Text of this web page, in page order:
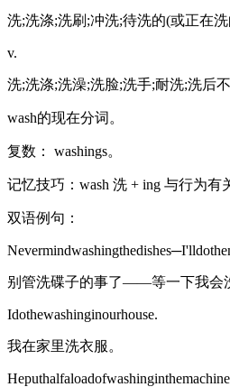
洗;洗涤;洗刷;冲洗;待洗的(或正在洗
v.
洗;洗涤;洗澡;洗脸;洗手;耐洗;洗后
wash的现在分词。
复数： washings。
记忆技巧：wash 洗 + ing 与行为有
双语例句：
别管洗碟子的事了——等一下我会
Idothewashinginourhouse.
我在家里洗衣服。